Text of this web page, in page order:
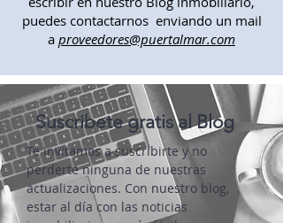
inversiones, energías o proveedor de
materiales para viviendas y quieres
escribir en nuestro Blog inmobiliario,
aproveedores@puertalmar.com
Suscríbete gratis al Blog
Te invitamos a suscribirte y no
perderte ninguna de nuestras